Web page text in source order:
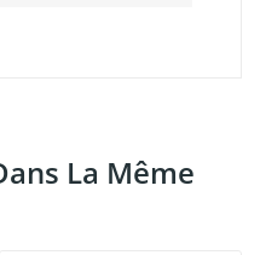
La Même